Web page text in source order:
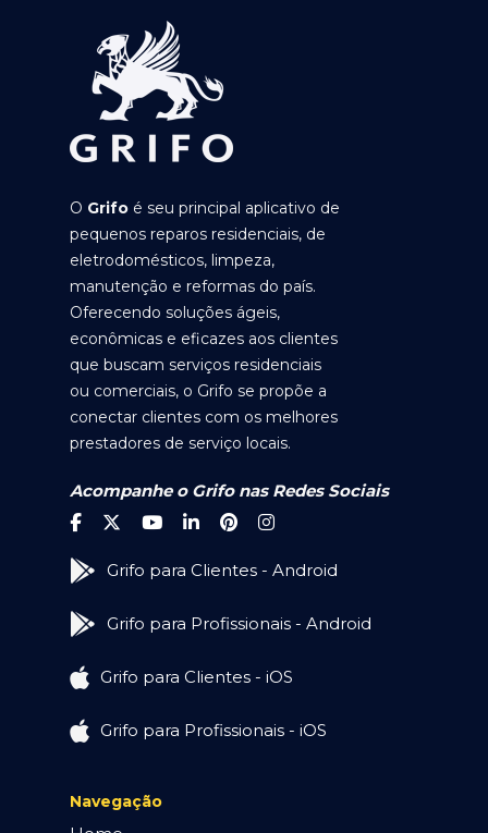
O Grifo é seu principal aplicativo de
pequenos reparos residenciais, de
eletrodomésticos, limpeza,
manutenção e reformas do país.
Oferecendo soluções ágeis,
econômicas e eficazes aos clientes
que buscam serviços residenciais
ou comerciais, o Grifo se propõe a
conectar clientes com os melhores
prestadores de serviço locais.
Acompanhe o Grifo nas Redes Sociais
Grifo para Clientes - Android
Grifo para Profissionais - Android
Grifo para Clientes - iOS
Grifo para Profissionais - iOS
Navegação